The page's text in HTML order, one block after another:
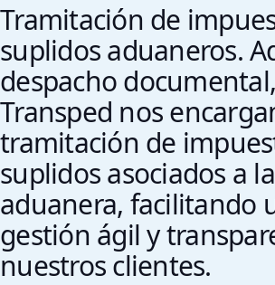
Tramitación de
suplidos aduaneros.
despacho
Transped nos
tramitación de
suplidos asociados a
aduanera, facilitando
gestión ágil y
nuestros clientes.